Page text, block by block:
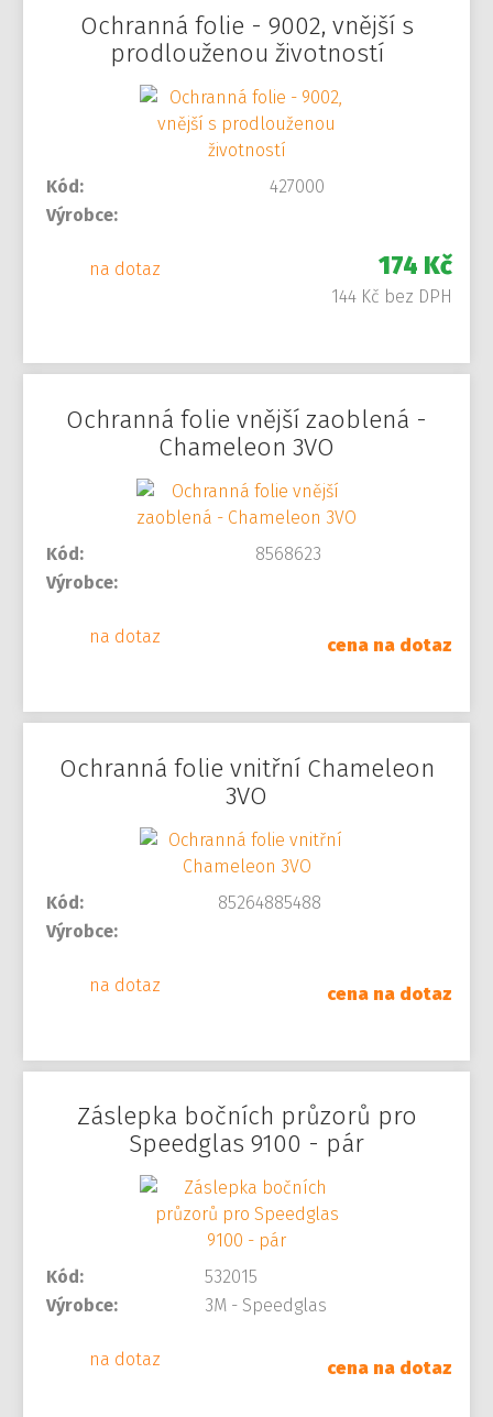
Ochranná folie - 9002, vnější s
prodlouženou životností
Kód:
427000
Výrobce:
na dotaz 174 Kč
144 Kč bez DPH
Ochranná folie vnější zaoblená -
Chameleon 3VO
Kód:
8568623
Výrobce:
na dotaz cena na dotaz
Ochranná folie vnitřní Chameleon
3VO
Kód:
85264885488
Výrobce:
na dotaz cena na dotaz
Záslepka bočních průzorů pro
Speedglas 9100 - pár
Kód:
532015
Výrobce:
3M - Speedglas
na dotaz cena na dotaz